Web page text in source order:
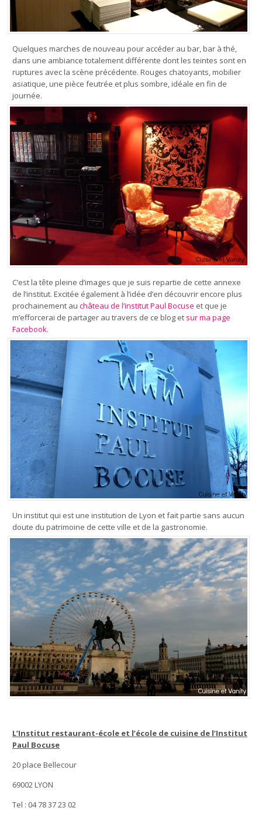
Quelques marches de nouveau pour accéder au bar, bar à thé,
dans une ambiance totalement différente dont les teintes sont en
ruptures avec la scène précédente. Rouges chatoyants, mobilier
asiatique, une pièce feutrée et plus sombre, idéale en fin de
journée.
C’est la tête pleine d’images que je suis repartie de cette annexe
de l’institut. Excitée également à l’idée d’en découvrir encore plus
prochainement auchâteau de l’institut Paul Bocuse et que je
m’efforcerai de partager au travers de ce blog et sur ma page
Facebook.
Un institut qui est une institution de Lyon et fait partie sans aucun
doute du patrimoine de cette ville et de la gastronomie.
L’Institut restaurant-école et l’école de cuisine de l’Institut
Paul Bocuse
20 place Bellecour
69002 LYON
Tel : 04 78 37 23 02